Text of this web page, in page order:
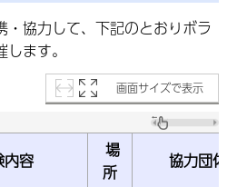
協力して、下記のとおりボラ
ます。
画面サイズで表示
容
場
所
協力団体